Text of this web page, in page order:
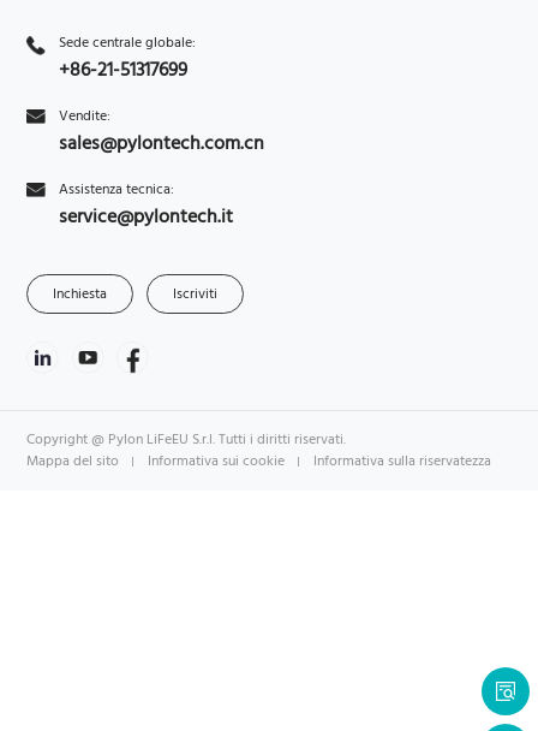
Sede centrale globale:
+86-21-51317699
Vendite:
sales@pylontech.com.cn
Assistenza tecnica:
service@pylontech.it
Inchiesta Iscriviti
Copyright @ Pylon LiFeEU S.r.l. Tutti i diritti riservati.
Mappa del sito
Informativa sui cookie Informativa sulla riservatezza